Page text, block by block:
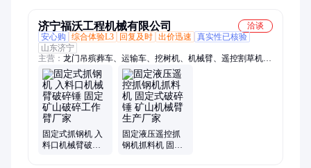
济宁福沃工程机械有限公司
洽谈
安心购
综合体验L3 回复及时 出价迅速
真实性已核验
山东济宁
主营： 龙门吊殡葬车、运输车、挖树机、机械臂、遥控割草机、
抱夹锯、随车吊、汽车吊、蜘蛛吊、船吊、克令吊、6吨船用吊
机、升降平台、沥青搅拌机、三轮随车吊、折臂吊、光伏打桩
机、随车挖、车载吊机、沥青洒布机、高空作业车、25吨船吊、
全自动伐木机、四不像运输车
固定式抓钢机 入
料口机械臂破碎
固定液压遥控抓
钢机抓料机 固定